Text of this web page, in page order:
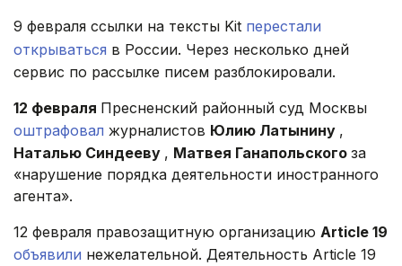
9 февраля ссылки на тексты Kit перестали
открываться в России. Через несколько дней
сервис по рассылке писем разблокировали.
12 февраля Пресненский районный суд Москвы
оштрафовал журналистов Юлию Латынину ,
Наталью Синдееву , Матвея Ганапольского за
«нарушение порядка деятельности иностранного
агента».
12 февраля правозащитную организацию Article 19
объявили нежелательной. Деятельность Article 19